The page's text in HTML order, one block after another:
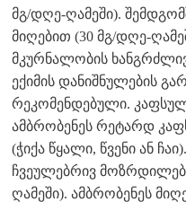
მგ/დღე-ღამეში).
მიღებით (30 მგ/დღე-
მკურნალობის
ექიმის დანიშნულების
რეკომენდებული.
ამბრობენეს რეტარდ
(ჭიქა წყალი, წვენი ან ჩაი).
ჩვეულებრივ
ღამეში). ამბრობენეს